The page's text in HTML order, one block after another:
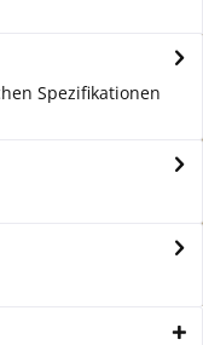
Spezifikationen